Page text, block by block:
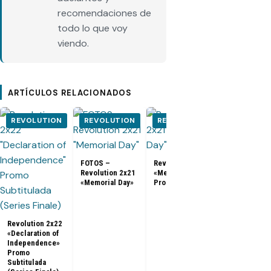
recomendaciones de
todo lo que voy
viendo.
ARTÍCULOS RELACIONADOS
REVOLUTION
Revolution 2x22
«Declaration of
Independence»
Promo
Subtitulada
REVOLUTION
FOTOS –
Revolution 2x21
«Memorial Day»
REVOLUTION
Revolution 2x21
«Memorial Day»
Promo